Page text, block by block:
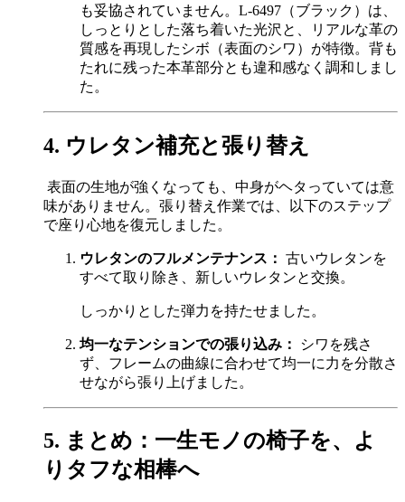
も妥協されていません。L-6497（ブラック）は、
しっとりとした落ち着いた光沢と、リアルな革の
質感を再現したシボ（表面のシワ）が特徴。背も
たれに残った本革部分とも違和感なく調和しまし
た。
4. ウレタン補充と張り替え
表面の生地が強くなっても、中身がヘタっていては意
味がありません。張り替え作業では、以下のステップ
で座り心地を復元しました。
ウレタンのフルメンテナンス： 古いウレタンを
すべて取り除き、新しいウレタンと交換。
しっかりとした弾力を持たせました。
均一なテンションでの張り込み：
シワを残さ
ず、フレームの曲線に合わせて均一に力を分散さ
せながら張り上げました。
5. まとめ：一生モノの椅子を、よ
りタフな相棒へ